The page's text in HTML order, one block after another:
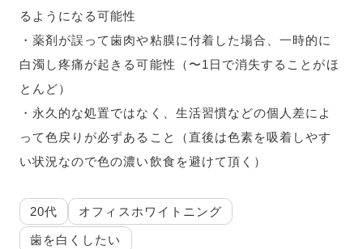
るようになる可能性
・薬剤が誤って歯肉や粘膜に付着した場合、一時的に
白濁し疼痛が起きる可能性（〜1日で消失することがほ
とんど）
・永久的な処置ではなく、生活習慣などの個人差によ
って色戻りが必ずあること（直後は色素を吸着しやす
い状況なので色の濃い飲食を避けて頂く）
20代 オフィスホワイトニング
歯を白くしたい